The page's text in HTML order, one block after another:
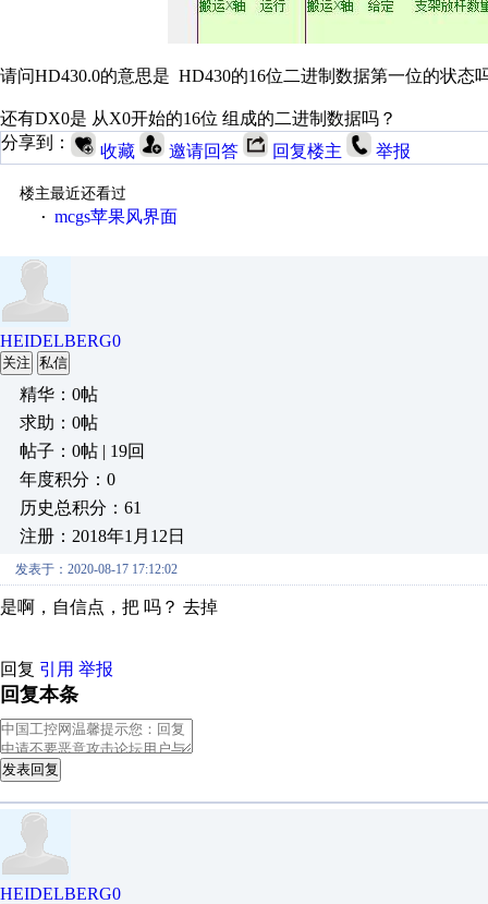
请问HD430.0的意思是 HD430的16位二进制数据第一位的状态
还有DX0是 从X0开始的16位 组成的二进制数据吗？
分享到：
收藏 邀请回答 回复楼主 举报
楼主最近还看过
· mcgs苹果风界面
HEIDELBERG0
关注 私信
精华：0帖
求助：0帖
帖子：0帖 | 19回
年度积分：0
历史总积分：61
注册：2018年1月12日
发表于：2020-08-17 17:12:02
是啊，自信点，把 吗？ 去掉
回复 引用 举报
回复本条
发表回复
HEIDELBERG0